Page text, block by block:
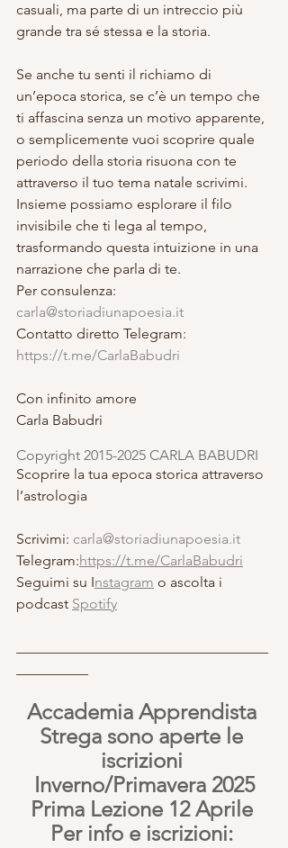
casuali, ma parte di un intreccio più
grande tra sé stessa e la storia.
Se anche tu senti il richiamo di
un’epoca storica, se c’è un tempo che
ti affascina senza un motivo apparente,
o semplicemente vuoi scoprire quale
periodo della storia risuona con te
attraverso il tuo tema natale scrivimi.
Insieme possiamo esplorare il filo
invisibile che ti lega al tempo,
trasformando questa intuizione in una
narrazione che parla di te.
Per consulenza:
carla@storiadiunapoesia.it
Contatto diretto Telegram:
https://t.me/CarlaBabudri
Con infinito amore
Carla Babudri
Copyright 2015-2025 CARLA BABUDRI
Scoprire la tua epoca storica attraverso
l’astrologia
Scrivimi: carla@storiadiunapoesia.it
Telegram:https://t.me/CarlaBabudri
Seguimi su Instagram o ascolta i
podcast Spotify
Accademia Apprendista
Strega sono aperte le
iscrizioni
Inverno/Primavera 2025
Prima Lezione 12 Aprile
Per info e iscrizioni: